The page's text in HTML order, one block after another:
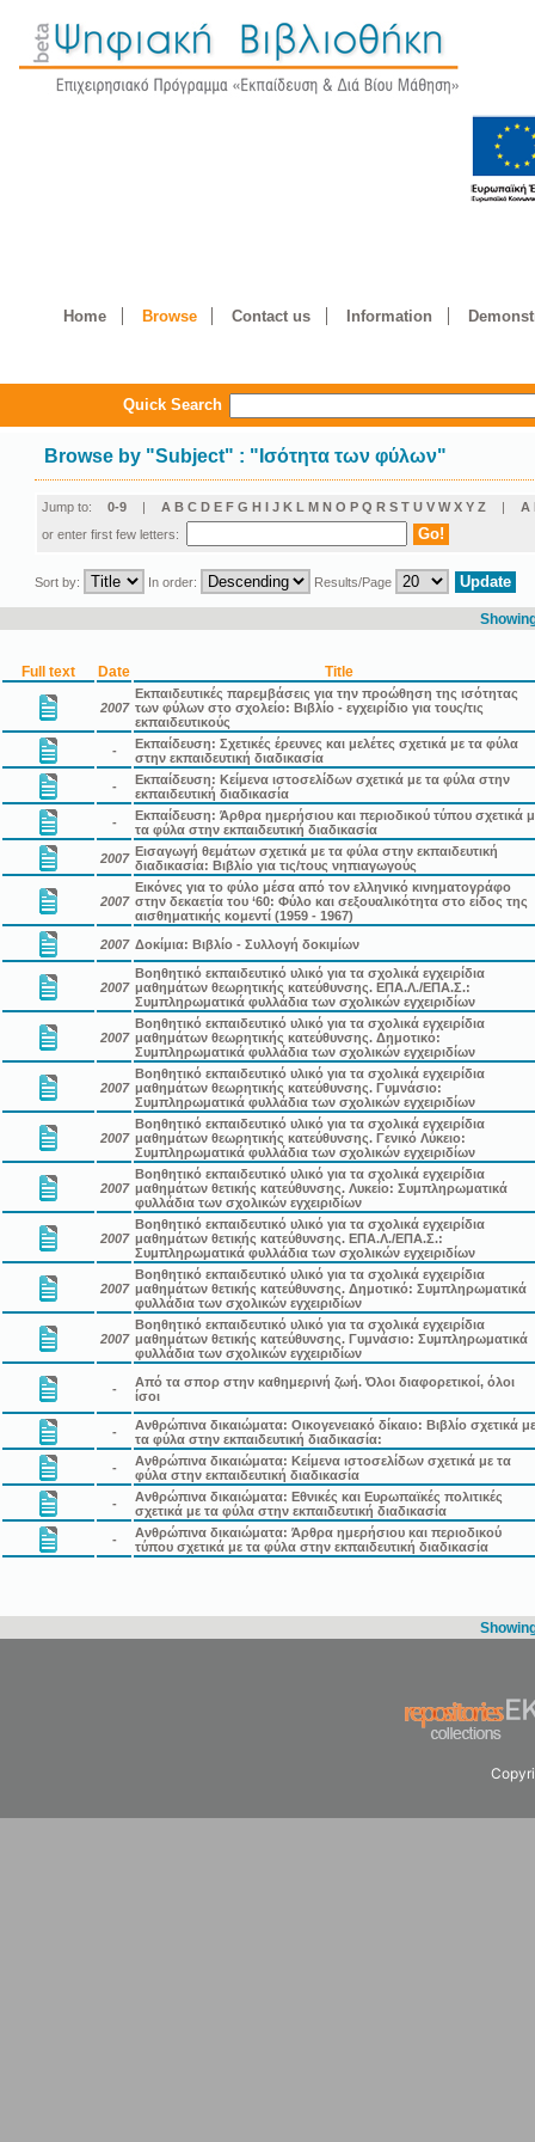
Home Browse Contact us Information
Quick Search
Browse by "Subject" : "Ισότητα των φύλων"
Jump to: 0-9 | A B C D E F G H I J K L M N O P Q R S T U V W X Y Z | Α
or enter first few letters:
Sort by: In order: Results/Page
Full text Date Title
2007
Εκπαιδευτικές παρεμβάσεις για την προώθηση της ισότητας
των φύλων στο σχολείο: Βιβλίο - εγχειρίδιο για τους/τις
εκπαιδευτικούς
-
Εκπαίδευση: Σχετικές έρευνες και μελέτες σχετικά με τα φύλα
στην εκπαιδευτική διαδικασία
-
Εκπαίδευση: Κείμενα ιστοσελίδων σχετικά με τα φύλα στην
εκπαιδευτική διαδικασία
-
Εκπαίδευση: Άρθρα ημερήσιου και περιοδικού τύπου σχετικά
τα φύλα στην εκπαιδευτική διαδικασία
2007 Εισαγωγή θεμάτων σχετικά με τα φύλα στην εκπαιδευτική
διαδικασία: Βιβλίο για τις/τους νηπιαγωγούς
2007
Εικόνες για το φύλο μέσα από τον ελληνικό κινηματογράφο
στην δεκαετία του ‘60: Φύλο και σεξουαλικότητα στο είδος της
αισθηματικής κομεντί (1959 - 1967)
2007 Δοκίμια: Βιβλίο - Συλλογή δοκιμίων
2007
Βοηθητικό εκπαιδευτικό υλικό για τα σχολικά εγχειρίδια
μαθημάτων θεωρητικής κατεύθυνσης. ΕΠΑ.Λ./ΕΠΑ.Σ.:
Συμπληρωματικά φυλλάδια των σχολικών εγχειριδίων
2007
Βοηθητικό εκπαιδευτικό υλικό για τα σχολικά εγχειρίδια
μαθημάτων θεωρητικής κατεύθυνσης. Δημοτικό:
Συμπληρωματικά φυλλάδια των σχολικών εγχειριδίων
2007
Βοηθητικό εκπαιδευτικό υλικό για τα σχολικά εγχειρίδια
μαθημάτων θεωρητικής κατεύθυνσης. Γυμνάσιο:
Συμπληρωματικά φυλλάδια των σχολικών εγχειριδίων
2007
Βοηθητικό εκπαιδευτικό υλικό για τα σχολικά εγχειρίδια
μαθημάτων θεωρητικής κατεύθυνσης. Γενικό Λύκειο:
Συμπληρωματικά φυλλάδια των σχολικών εγχειριδίων
2007
Βοηθητικό εκπαιδευτικό υλικό για τα σχολικά εγχειρίδια
μαθημάτων θετικής κατεύθυνσης. Λυκείο: Συμπληρωματικά
φυλλάδια των σχολικών εγχειριδίων
2007
Βοηθητικό εκπαιδευτικό υλικό για τα σχολικά εγχειρίδια
μαθημάτων θετικής κατεύθυνσης. ΕΠΑ.Λ./ΕΠΑ.Σ.:
Συμπληρωματικά φυλλάδια των σχολικών εγχειριδίων
2007
Βοηθητικό εκπαιδευτικό υλικό για τα σχολικά εγχειρίδια
μαθημάτων θετικής κατεύθυνσης. Δημοτικό: Συμπληρωματικά
φυλλάδια των σχολικών εγχειριδίων
2007
Βοηθητικό εκπαιδευτικό υλικό για τα σχολικά εγχειρίδια
μαθημάτων θετικής κατεύθυνσης. Γυμνάσιο: Συμπληρωματικά
φυλλάδια των σχολικών εγχειριδίων
-
Από τα σπορ στην καθημερινή ζωή. Όλοι διαφορετικοί, όλοι
ίσοι
-
Ανθρώπινα δικαιώματα: Οικογενειακό δίκαιο: Βιβλίο σχετικά με
τα φύλα στην εκπαιδευτική διαδικασία:
-
Ανθρώπινα δικαιώματα: Κείμενα ιστοσελίδων σχετικά με τα
φύλα στην εκπαιδευτική διαδικασία
-
Ανθρώπινα δικαιώματα: Εθνικές και Ευρωπαϊκές πολιτικές
σχετικά με τα φύλα στην εκπαιδευτική διαδικασία
-
Ανθρώπινα δικαιώματα: Άρθρα ημερήσιου και περιοδικού
τύπου σχετικά με τα φύλα στην εκπαιδευτική διαδικασία